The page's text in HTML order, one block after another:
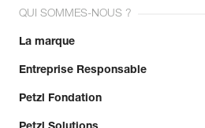
QUI SOMMES-NOUS ?
La marque
Entreprise Responsable
Petzl Fondation